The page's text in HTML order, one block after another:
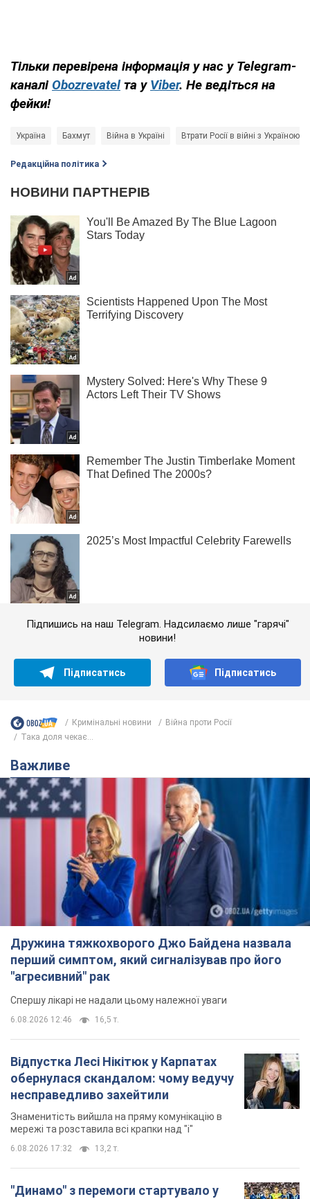
Тільки перевірена інформація у нас у Telegram-
каналі Obozrevatelта у Viber. Не ведіться на
фейки!
Україна Бахмут Війна в Україні Втрати Росії в війні з Україною
Редакційна політика
Підпишись на наш Telegram. Надсилаємо лише "гарячі"
новини!
Підписатись Підписатись
Кримінальні новини
Війна проти Росії
Така доля чекає...
Важливе
Дружина тяжкохворого Джо Байдена назвала
перший симптом, який сигналізував про його
"агресивний" рак
Спершу лікарі не надали цьому належної уваги
6.08.2026 12:46 16,5 т.
Відпустка Лесі Нікітюк у Карпатах
обернулася скандалом: чому ведучу
несправедливо захейтили
Знаменитість вийшла на пряму комунікацію в
мережі та розставила всі крапки над "і"
6.08.2026 17:32 13,2 т.
"Динамо" з перемоги стартувало у